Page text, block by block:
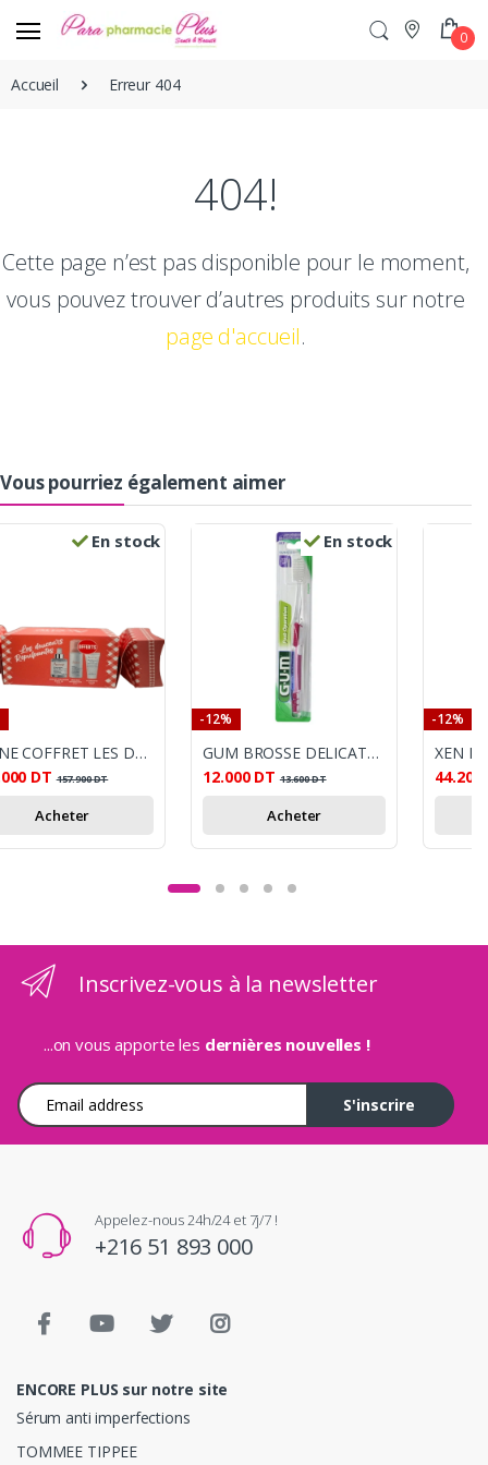
0
Accueil Erreur 404
404!
Cette page n’est pas disponible pour le moment,
vous pouvez trouver d’autres produits sur notre
page d'accueil.
Vous pourriez également aimer
En stock
AVENE COFFRET LES DOUCEURS RELIPIDANTES
DT 157.900DT
Acheter
En stock
-12%
GUM BROSSE DELICATE POST OPERATION SUPER SOFT
12.000 DT 13.600DT
Acheter
-12%
44.200
Inscrivez-vous à la newsletter
...on vous apporte les dernières nouvelles !
Adresse e-mail
S'inscrire
Appelez-nous 24h/24 et 7j/7 !
+216 51 893 000
ENCORE PLUS sur notre site
Sérum anti imperfections
TOMMEE TIPPEE